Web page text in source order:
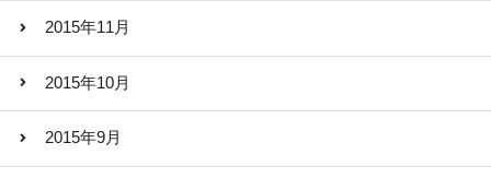
2015年11月
2015年10月
2015年9月